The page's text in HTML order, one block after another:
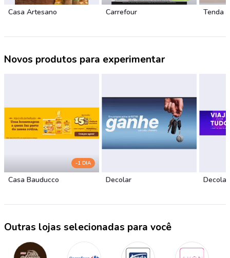
Casa Artesano Carrefour Tenda
Novos produtos para experimentar
-1 DIA
Casa Bauducco Decolar Decolar
Outras lojas selecionadas para você